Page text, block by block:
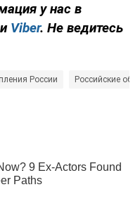
у нас в
и Viber. Не ведитесь
России Российские